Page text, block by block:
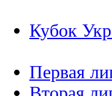
Кубок
Первая